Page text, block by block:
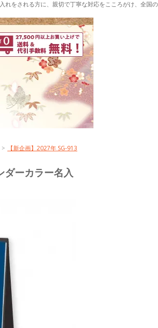
れをされる方に、親切で丁寧な対応をこころがけ、全国の
>
【新企画】2027年 SG-913
ダーカラー名入